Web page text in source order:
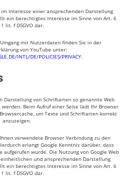
Interesse einer ansprechenden Darstellung
ein berechtigtes Interesse im Sinne von Art. 6
lit. f DSGVO dar.
mit Nutzerdaten finden Sie in der
von YouTube unter:
INTL/DE/POLICIES/PRIVACY.
Darstellung von Schriftarten so genannte Web
Beim Aufruf einer Seite lädt Ihr Browser
um Texte und Schriftarten korrekt
anzuzeigen.
verwendete Browser Verbindung zu den
erlangt Google Kenntnis darüber, dass
aufgerufen wurde. Die Nutzung von Google Web
und ansprechenden Darstellung
ein berechtigtes Interesse im Sinne von Art. 6
lit. f DSGVO dar.